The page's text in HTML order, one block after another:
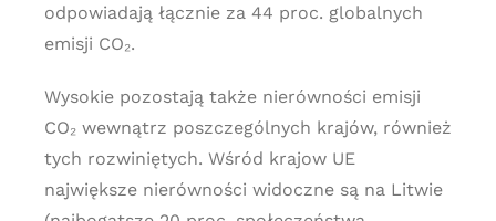
odpowiadają łącznie za 44 proc. globalnych
emisji CO₂.
Wysokie pozostają także nierówności emisji
CO₂ wewnątrz poszczególnych krajów, również
tych rozwiniętych. Wśród krajow UE
największe nierówności widoczne są na Litwie